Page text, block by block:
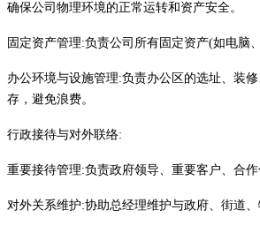
确保公司物理环境的正常运转和资产安全。
固定资产管理:负责公司所有固定资产(如电脑
办公环境与设施管理:负责办公区的选址、装
存，避免浪费。
行政接待与对外联络:
重要接待管理:负责政府领导、重要客户、合
对外关系维护:协助总经理维护与政府、街道